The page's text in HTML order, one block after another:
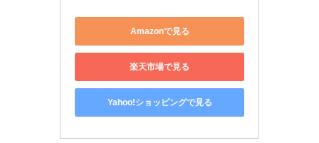
Amazonで見る
楽天市場で見る
Yahoo!ショッピングで見る